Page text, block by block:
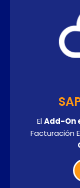
ElAdd-On
Facturación